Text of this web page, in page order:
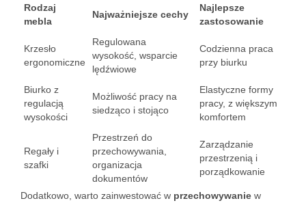
Rodzaj
mebla
Najważniejsze cechy
Najlepsze
zastosowanie
Krzesło
ergonomiczne
Regulowana
wysokość, wsparcie
lędźwiowe
Codzienna praca
przy biurku
Biurko z
regulacją
wysokości
Możliwość pracy na
siedząco i stojąco
Elastyczne formy
pracy, z większym
komfortem
Regały i
szafki
Przestrzeń do
przechowywania,
organizacja
dokumentów
Zarządzanie
przestrzenią i
porządkowanie
Dodatkowo, warto zainwestować w przechowywanie w